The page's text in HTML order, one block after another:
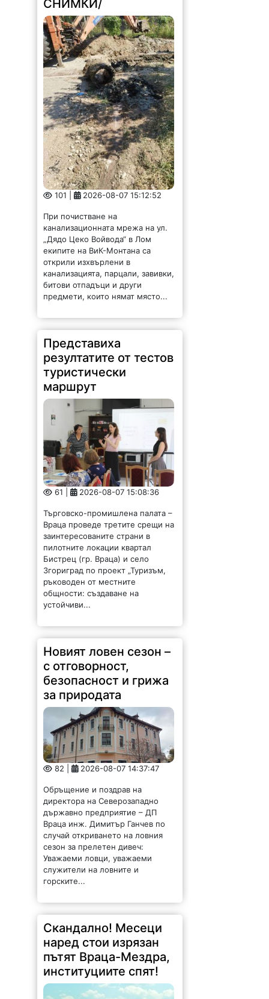
101 | 2026-08-07 15:12:52
При почистване на
канализационната мрежа на ул.
екипите на ВиК-Монтана са
открили изхвърлени в
канализацията, парцали, завивки,
битови отпадъци и други
предмети, които нямат място...
резултатите от тестов
туристически
маршрут
61 | 2026-08-07 15:08:36
Търговско-промишлена палата –
Враца проведе третите срещи на
пилотните локации квартал
Бистрец (гр. Враца) и село
Згориград по проект „Туризъм,
ръководен от местните
общности: създаване на
устойчиви...
с отговорност,
безопасност и грижа
за природата
82 | 2026-08-07 14:37:47
Обръщение и поздрав на
директора на Северозападно
Враца инж. Димитър Ганчев по
случай откриването на ловния
сезон за прелетен дивеч:
Уважаеми ловци, уважаеми
служители на ловните и
горските...
наред стои изрязан
пътят Враца-Мездра,
институциите спят!